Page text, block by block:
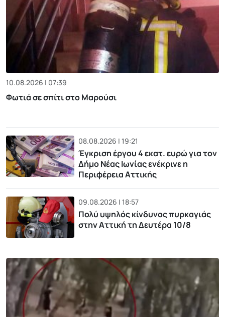
10.08.2026 | 07:39
Φωτιά σε σπίτι στο Μαρούσι
08.08.2026 | 19:21
Έγκριση έργου 4 εκατ. ευρώ για τον
Δήμο Νέας Ιωνίας ενέκρινε η
Περιφέρεια Αττικής
09.08.2026 | 18:57
Πολύ υψηλός κίνδυνος πυρκαγιάς
στην Αττική τη Δευτέρα 10/8